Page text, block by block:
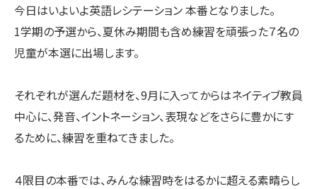
今日はいよいよ英語レシテーション 本番となりました。
1学期の予選から、夏休み期間も含め練習を頑張った７名の
児童が本選に出場します。
それぞれが選んだ題材を、9月に入ってからはネイティブ教員
中心に、発音、イントネーション、表現などをさらに豊かにす
るために、練習を重ねてきました。
４限目の本番では、みんな練習時をはるかに超える素晴らし